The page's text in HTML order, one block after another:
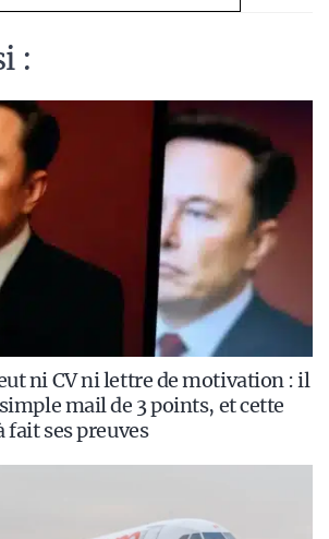
:
ni CV ni lettre de motivation : il
mail de 3 points, et cette
fait ses preuves